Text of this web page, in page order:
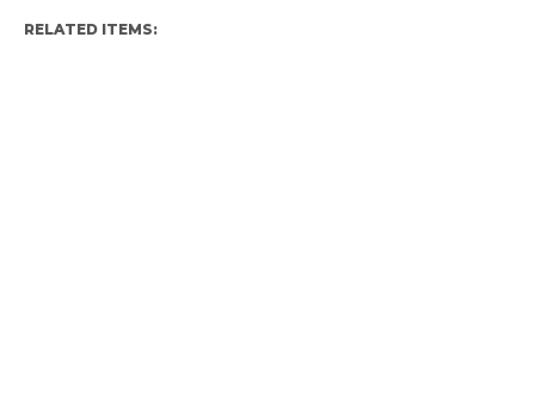
RELATED ITEMS: